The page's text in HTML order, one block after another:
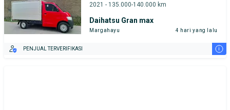
2021 - 135.000-140.000 km
Daihatsu Gran max
Margahayu 4 hari yang lalu
PENJUAL TERVERIFIKASI i